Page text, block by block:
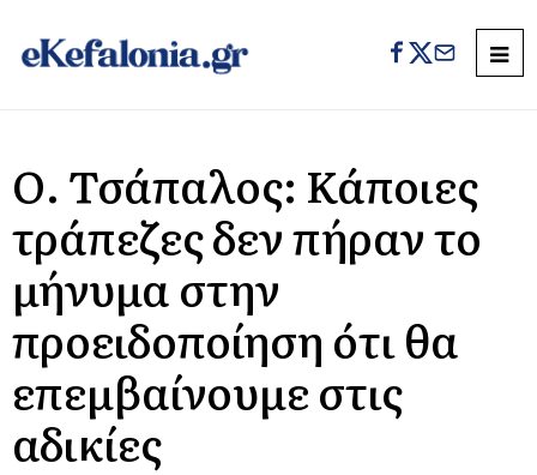
Ο. Τσάπαλος: Κάποιες
τράπεζες δεν πήραν το
μήνυμα στην
προειδοποίηση ότι θα
επεμβαίνουμε στις
αδικίες